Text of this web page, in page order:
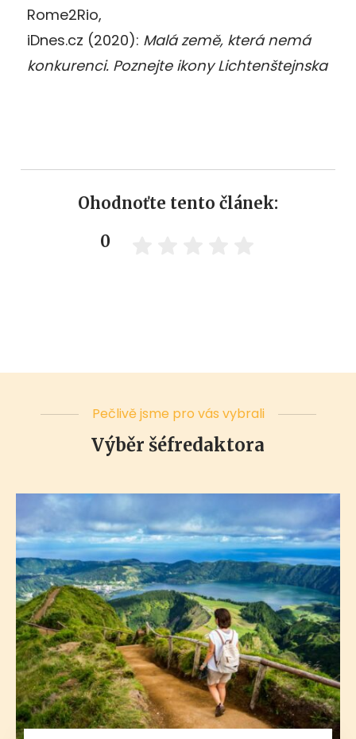
Rome2Rio,
iDnes.cz (2020): Malá země, která nemá
konkurenci. Poznejte ikony Lichtenštejnska
Ohodnoťte tento článek:
0
Pečlivě jsme pro vás vybrali
Výběr šéfredaktora